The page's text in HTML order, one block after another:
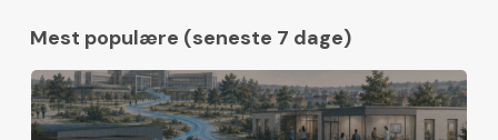
Mest populære (seneste 7 dage)